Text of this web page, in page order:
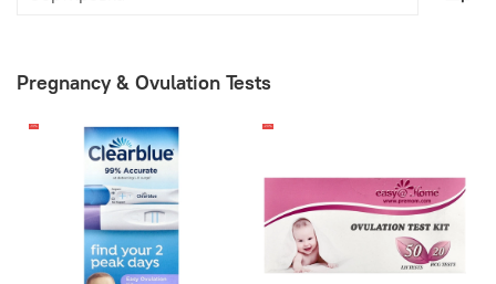
Pregnancy & Ovulation Tests
-13% -20%